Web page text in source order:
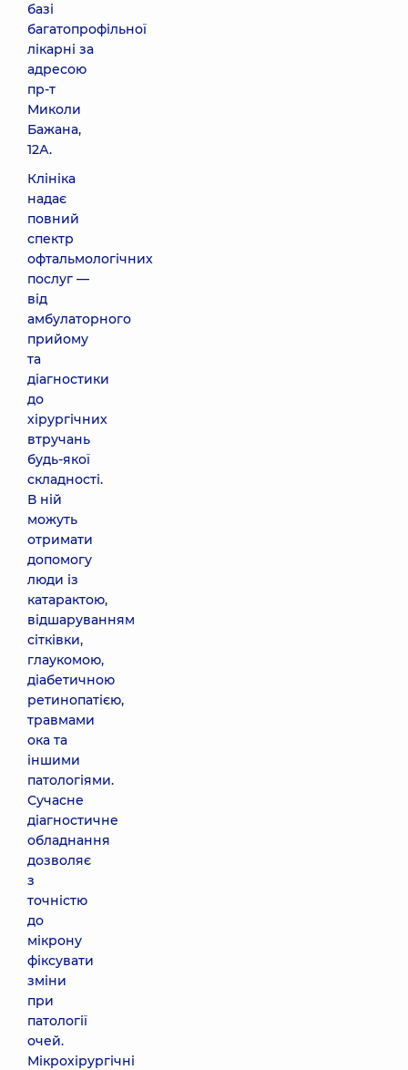
базі
багатопрофільної
лікарні за
адресою
пр-т
Миколи
Бажана,
12А.
Клініка
надає
повний
спектр
офтальмологічних
послуг —
від
амбулаторного
прийому
та
діагностики
до
хірургічних
втручань
будь-якої
складності.
В ній
можуть
отримати
допомогу
люди із
катарактою,
відшаруванням
сітківки,
глаукомою,
діабетичною
ретинопатією,
травмами
ока та
іншими
патологіями.
Сучасне
діагностичне
обладнання
дозволяє
з
точністю
до
мікрону
фіксувати
зміни
при
патології
очей.
Мікрохірургічні